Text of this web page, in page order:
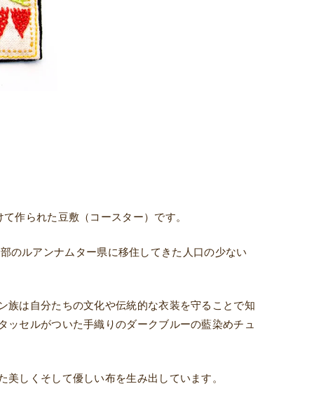
作られた豆敷（コースター）です。
ルアンナムター県に移住してきた人口の少ない
は自分たちの文化や伝統的な衣装を守ることで知
セルがついた手織りのダークブルーの藍染めチュ
しくそして優しい布を生み出しています。